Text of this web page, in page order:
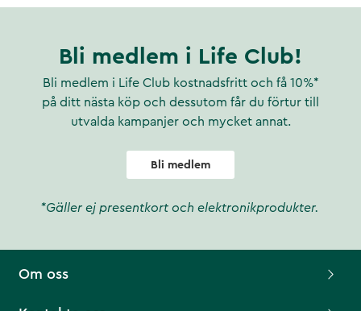
Bli medlem i Life Club!
Bli medlem i Life Club kostnadsfritt och få 10%*
på ditt nästa köp och dessutom får du förtur till
utvalda kampanjer och mycket annat.
Bli medlem
*Gäller ej presentkort och elektronikprodukter.
Om oss